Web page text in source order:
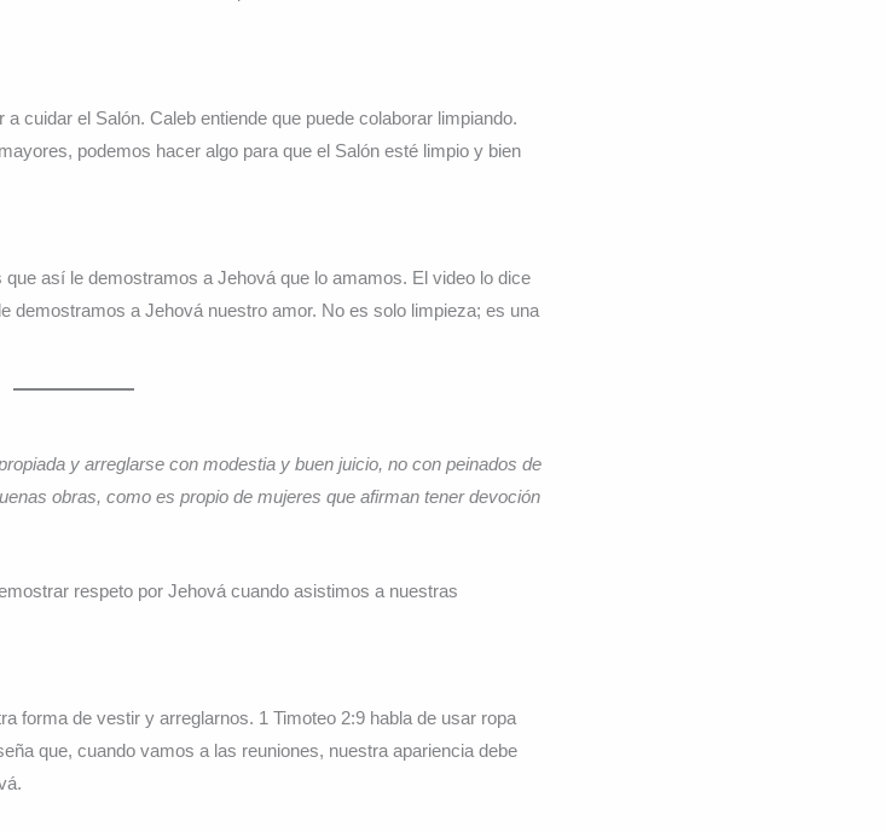
cuidar el Salón. Caleb entiende que puede colaborar limpiando.
podemos hacer algo para que el Salón esté limpio y bien
así le demostramos a Jehová que lo amamos. El video lo dice
demostramos a Jehová nuestro amor. No es solo limpieza; es una
y arreglarse con modestia y buen juicio, no con peinados de
obras, como es propio de mujeres que afirman tener devoción
respeto por Jehová cuando asistimos a nuestras
forma de vestir y arreglarnos. 1 Timoteo 2:9 habla de usar ropa
que, cuando vamos a las reuniones, nuestra apariencia debe